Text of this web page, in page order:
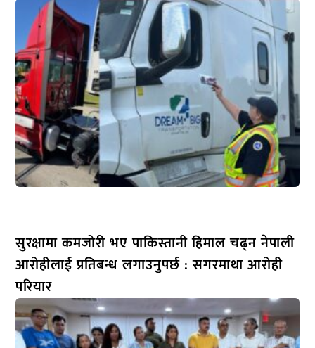
सुरक्षामा कमजोरी भए पाकिस्तानी हिमाल चढ्न नेपाली
आरोहीलाई प्रतिबन्ध लगाउनुपर्छ : सगरमाथा आरोही
परियार